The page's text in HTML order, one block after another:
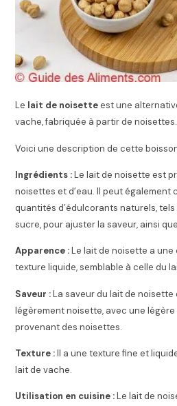
Le lait de noisetteest une
vache, fabriquée à partir de noisettes.
Voici une description de cette
Ingrédients :Le lait de noisette est
noisettes et d’eau. Il peut également
quantités d’édulcorants naturels, tels
sucre, pour ajuster la saveur, ainsi
Apparence :Le lait de noisette a
texture liquide, semblable à celle du
Saveur :La saveur du lait de
légèrement noisette, avec une
provenant des noisettes.
Texture :Il a une texture fine et
lait de vache.
Utilisation en cuisine :Le lait de